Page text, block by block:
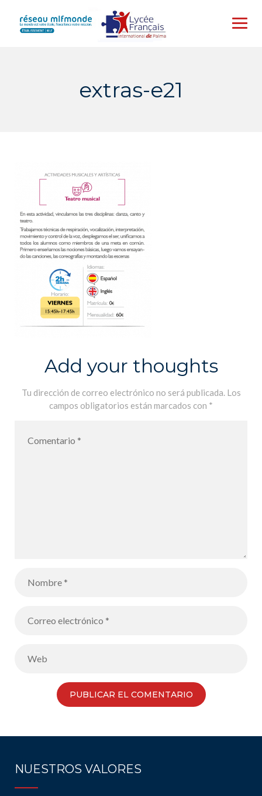
content
extras-e21
Add your thoughts
Tu dirección de correo electrónico no será publicada. Los
campos obligatorios están marcados con *
NUESTROS VALORES